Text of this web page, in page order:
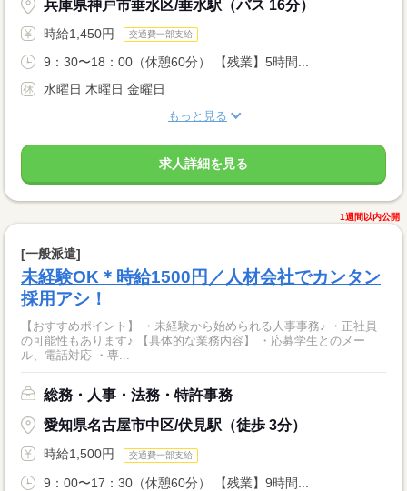
兵庫県神戸市垂水区/垂水駅（バス 16分）
時給1,450円 交通費一部支給
9：30〜18：00（休憩60分） 【残業】5時間...
水曜日 木曜日 金曜日
もっと見る
求人詳細を見る
1週間以内公開
[一般派遣]
未経験OK＊時給1500円／人材会社でカンタン
採用アシ！
【おすすめポイント】 ・未経験から始められる人事事務♪ ・正社員
の可能性もあります♪ 【具体的な業務内容】 ・応募学生とのメー
ル、電話対応 ・専...
総務・人事・法務・特許事務
愛知県名古屋市中区/伏見駅（徒歩 3分）
時給1,500円 交通費一部支給
9：00〜17：30（休憩60分） 【残業】9時間...